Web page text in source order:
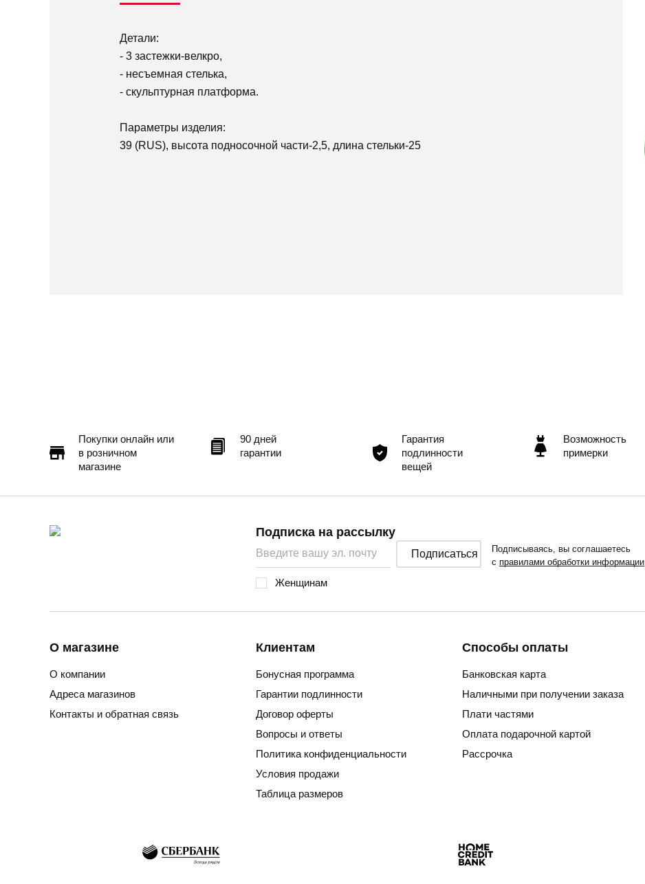
Детали:
- 3 застежки-велкро,
- несъемная стелька,
- скульптурная платформа.
Параметры изделия:
39 (RUS), высота подносочной части-2,5, длина стельки-25
Покупки онлайн или
в розничном
магазине
90 дней
гарантии
Гарантия
подлинности
вещей
Возможность
примерки
Подписка на рассылку
Подписаться
Подписываясь, вы соглашаетесь
с правилами обработки информации
Женщинам
О магазине
О компании
Адреса магазинов
Контакты и обратная связь
Клиентам
Бонусная программа
Гарантии подлинности
Договор оферты
Вопросы и ответы
Политика конфиденциальности
Условия продажи
Таблица размеров
Способы оплаты
Банковская карта
Наличными при получении заказа
Плати частями
Оплата подарочной картой
Рассрочка